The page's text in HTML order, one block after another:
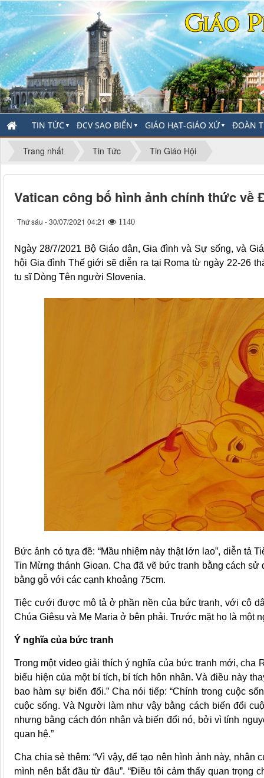
TIN TỨC ▼ ĐCV SAO BIỂN ▼ GIÁO HẠT-GIÁO XỨ▼ ĐOÀN
Trang nhất Tin Tức Tin Giáo Hội
Vatican công bố hình ảnh chính thức về
Thứ sáu - 30/07/2021 04:21 1140
Ngày 28/7/2021 Bộ Giáo dân, Gia đình và Sự sống, và
hội Gia đình Thế giới sẽ diễn ra tại Roma từ ngày 22-26
tu sĩ Dòng Tên người Slovenia.
Bức ảnh có tựa đề: “Mầu nhiệm này thật lớn lao”, diễn tả
Tin Mừng thánh Gioan. Cha đã vẽ bức tranh bằng cách
bằng gỗ với các cạnh khoảng 75cm.
Tiệc cưới được mô tả ở phần nền của bức tranh, với cô
Chúa Giêsu và Mẹ Maria ở bên phải. Trước mặt họ là một
Ý nghĩa của bức tranh
Trong một video giải thích ý nghĩa của bức tranh mới,
biểu hiện của một bí tích, bí tích hôn nhân. Và điều này
bao hàm sự biến đổi.” Cha nói tiếp: “Chính trong cuộc
cuộc sống. Và Người làm như vậy bằng cách biến đổi
nhưng bằng cách đón nhận và biến đổi nó, bởi vì tính
quan hệ.”
Cha chia sẻ thêm: “Vì vậy, để tạo nên hình ảnh này,
mình nên bắt đầu từ đâu”. “Điều tôi cảm thấy quan